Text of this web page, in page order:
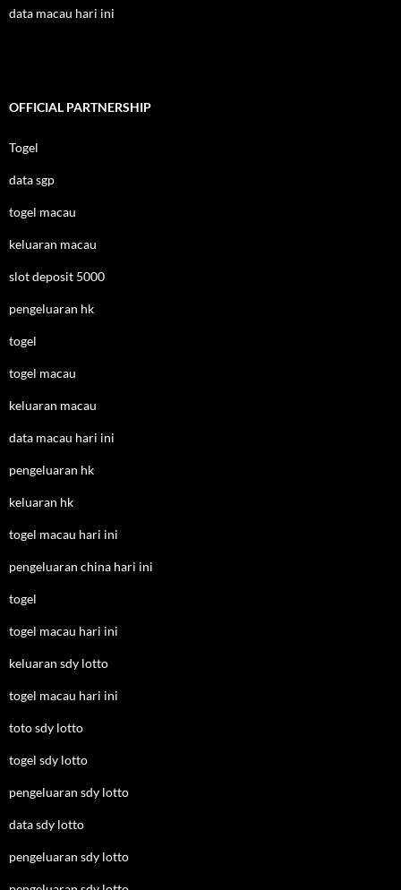
data macau hari ini
OFFICIAL PARTNERSHIP
Togel
data sgp
togel macau
keluaran macau
slot deposit 5000
pengeluaran hk
togel
togel macau
keluaran macau
data macau hari ini
pengeluaran hk
keluaran hk
togel macau hari ini
pengeluaran china hari ini
togel
togel macau hari ini
keluaran sdy lotto
togel macau hari ini
toto sdy lotto
togel sdy lotto
pengeluaran sdy lotto
data sdy lotto
pengeluaran sdy lotto